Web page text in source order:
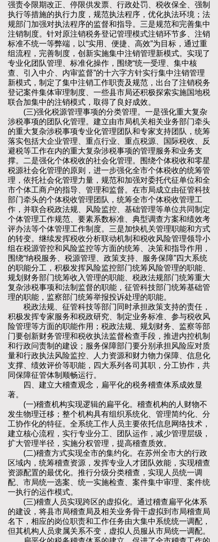
强责令限期改正、停限供发票、行政处罚、税收保全、强制
执行等措施的执行力度，规范执法程序，优化执法环境；法
规部门加强对执法程序的监督和指导。三是规范和完善集中
注销制度。针对原注销税务登记管理模式注销环节多、注销
标准不统一等弊端，以“实用、便捷、高效”为目标，通过重
组流程，完善制度，创新实施集中注销管理新模式。实现了
专业化团队管理、标准化操作，围绕“统一受理、集中核
查、引入中介、内审监督”的十六字方针实行集中注销管理
新模式，制定了集中注销工作职责及规范，出台了注销税务
登记案件集体审理制度、一些县市局还积极探索实施国地税
联合加集中的注销模式，取得了良好成效。
(三)强化税源管理事项的分类管理。一是强化重大复杂
涉税事项的团队化管理。建立由市局机关相关业务部门牵头
的重大复杂涉税事项专业化管理团队和专家支持团队，统筹
落实包括大企业管理、重点行业、重点税源、国际税收、反
避税等工作在内的重大复杂涉税事项的管理服务和业务支
撑。二是强化个体税收的社会化管理。围绕个体税收和零星
税源社会化管理的原则，进一步强化全市个体税收的统筹管
理，依托社会化管理力量，规范和加强对委托代征单位和全
市个体工商户的指导、管理和监督。在市局成立由征管科技
部门牵头的个体税收管理团队，统筹全市个体税收管理工
作，并联合税政法规、风险监控、基础管理等单位共同制定
个体管理工作规范、要素系数标准、典型调查方案和绩效考
评办法等个体管理工作制度。三是加快机关管理职能和方式
的转变。继续发挥税收分析联动机制和税收风险管理领导小
组在税源管控和风险监控等方面的统筹、决策和指导作用，
围绕“纳税服务、税源管理、政策支持、服务保障”四大系统
的职能分工，积极发挥风险监控部门统筹风险管理的职能、
规划财务部门统筹收入管理的职能、税政法规部门统筹重大
复杂涉税事项和法制监督的职能，征管科技部门统筹基础管
理的职能，监察部门统筹举报投诉处理的职能。
税政法规、征管科技等部门同时承担政策支持的责任，
积极发挥专家服务和税政研究、制定业务标准、参与税收风
险管理等方面的职能作用；税政法规、规划财务、监察等部
门要创新财务管理和税收执法监督检查手段，推进内控机制
和行政问责制的建设；服务保障部门要分别承担风险应对质
量和行政执法风险监控、人力资源和财力物力保障、信息化
支撑、绩效评价等职能，四大系列各司其职，分工协作，共
同保障征管体制顺畅运行。
四、建立大稽查观念，扁平化的税务稽查体系成效显
著。
(一)稽查机构实现逻辑的扁平化。稽查机构的人财物不
发生物理迁移；整个机构具有组织系统化、管理简约化、分
工协作化的特征。全系统工作人员主要依托信息网络技术，
建立核心流程，实行专业分工、团队运作，减少管理层级，
扩大管理半径，实施分权管理，提高稽查质效。
(二)稽查方式实现全市的集约化。在苏州全市大的行政
区域内，统筹稽查资源，发挥专业人才团队效能，实现稽查
资源配置的最优化。推行分级分类稽查，实现人员统一调
配、市局统一选案、统一实施检查、案件集中审理、案件统
一执行的运作模式。
(三)稽查人员实现跨区的虚拟化。通过稽查扁平化体系
的建设，将县市局稽查局及相关业务骨干虚拟到市局稽查局
名下，相应的岗位职责和工作任务由大集中系统统一调配，
但其机构人员隶属关系不变，虚拟人员服从市局统一调配。